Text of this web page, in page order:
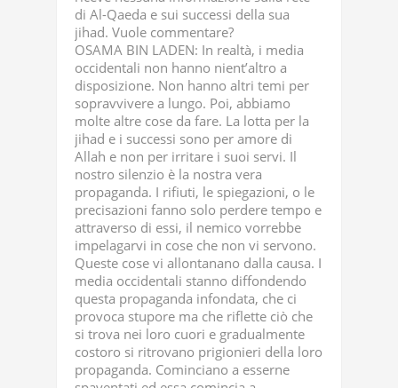
di Al-Qaeda e sui successi della sua
jihad. Vuole commentare?
OSAMA BIN LADEN: In realtà, i media
occidentali non hanno nient’altro a
disposizione. Non hanno altri temi per
sopravvivere a lungo. Poi, abbiamo
molte altre cose da fare. La lotta per la
jihad e i successi sono per amore di
Allah e non per irritare i suoi servi. Il
nostro silenzio è la nostra vera
propaganda. I rifiuti, le spiegazioni, o le
precisazioni fanno solo perdere tempo e
attraverso di essi, il nemico vorrebbe
impelagarvi in cose che non vi servono.
Queste cose vi allontanano dalla causa. I
media occidentali stanno diffondendo
questa propaganda infondata, che ci
provoca stupore ma che riflette ciò che
si trova nei loro cuori e gradualmente
costoro si ritrovano prigionieri della loro
propaganda. Cominciano a esserne